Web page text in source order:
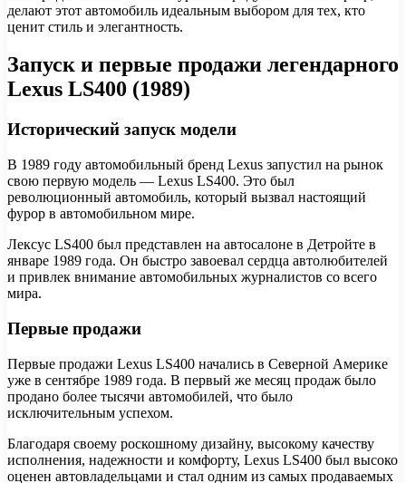
делают этот автомобиль идеальным выбором для тех, кто
ценит стиль и элегантность.
Запуск и первые продажи легендарного
Lexus LS400 (1989)
Исторический запуск модели
В 1989 году автомобильный бренд Lexus запустил на рынок
свою первую модель — Lexus LS400. Это был
революционный автомобиль, который вызвал настоящий
фурор в автомобильном мире.
Лексус LS400 был представлен на автосалоне в Детройте в
январе 1989 года. Он быстро завоевал сердца автолюбителей
и привлек внимание автомобильных журналистов со всего
мира.
Первые продажи
Первые продажи Lexus LS400 начались в Северной Америке
уже в сентябре 1989 года. В первый же месяц продаж было
продано более тысячи автомобилей, что было
исключительным успехом.
Благодаря своему роскошному дизайну, высокому качеству
исполнения, надежности и комфорту, Lexus LS400 был высоко
оценен автовладельцами и стал одним из самых продаваемых